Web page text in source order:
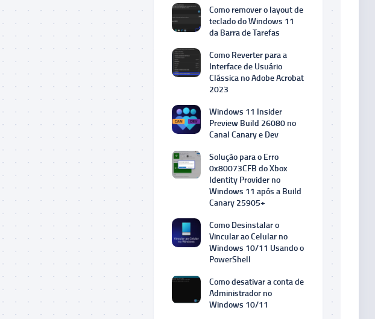
Como remover o layout de
teclado do Windows 11
da Barra de Tarefas
Como Reverter para a
Interface de Usuário
Clássica no Adobe Acrobat
2023
Windows 11 Insider
Preview Build 26080 no
Canal Canary e Dev
Solução para o Erro
0x80073CFB do Xbox
Identity Provider no
Windows 11 após a Build
Canary 25905+
Como Desinstalar o
Vincular ao Celular no
Windows 10/11 Usando o
PowerShell
Como desativar a conta de
Administrador no
Windows 10/11